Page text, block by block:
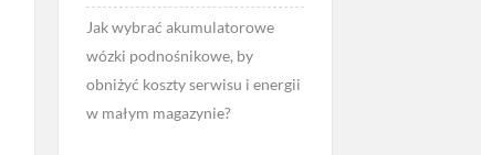
Jak wybrać akumulatorowe
wózki podnośnikowe, by
obniżyć koszty serwisu i energii
w małym magazynie?